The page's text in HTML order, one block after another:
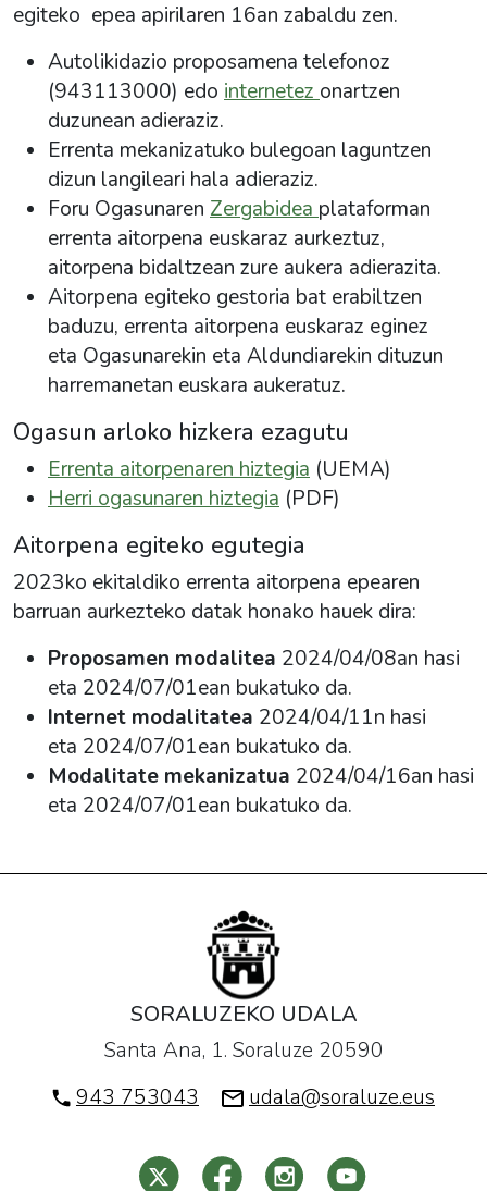
egiteko epea apirilaren 16an zabaldu zen.
Autolikidazio proposamena telefonoz
(943113000) edo internetez onartzen
duzunean adieraziz.
Errenta mekanizatuko bulegoan laguntzen
dizun langileari hala adieraziz.
Foru Ogasunaren Zergabidea plataforman
errenta aitorpena euskaraz aurkeztuz,
aitorpena bidaltzean zure aukera adierazita.
Aitorpena egiteko gestoria bat erabiltzen
baduzu, errenta aitorpena euskaraz eginez
eta Ogasunarekin eta Aldundiarekin dituzun
harremanetan euskara aukeratuz.
Ogasun arloko hizkera ezagutu
Errenta aitorpenaren hiztegia (UEMA)
Herri ogasunaren hiztegia (PDF)
Aitorpena egiteko egutegia
2023ko ekitaldiko errenta aitorpena epearen
barruan aurkezteko datak honako hauek dira:
Proposamen modalitea 2024/04/08an hasi
eta 2024/07/01ean bukatuko da.
Internet modalitatea 2024/04/11n hasi
eta 2024/07/01ean bukatuko da.
Modalitate mekanizatua 2024/04/16an hasi
eta 2024/07/01ean bukatuko da.
SORALUZEKO UDALA
Santa Ana, 1. Soraluze 20590
943 753043
udala@soraluze.eus